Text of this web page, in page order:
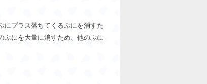
にプラス落ちてくるぷにを消すた
ぷにを大量に消すため、他のぷに